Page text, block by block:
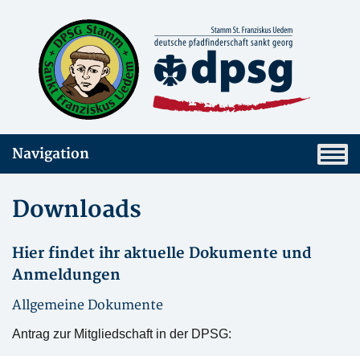
Navigation
Downloads
Hier findet ihr aktuelle Dokumente und
Anmeldungen
Allgemeine Dokumente
Antrag zur Mitgliedschaft in der DPSG: